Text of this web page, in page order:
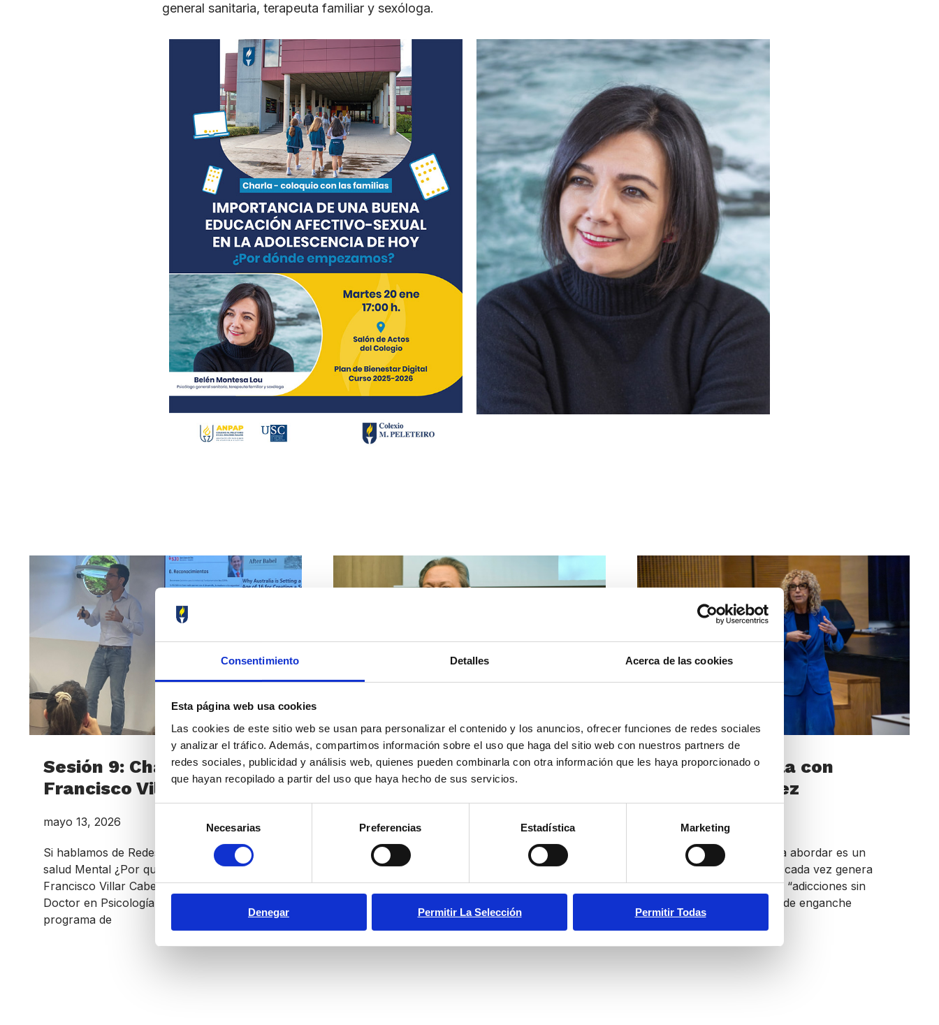
Consentimiento Detalles Acerca de las cookies
Esta página web usa cookies
Las cookies de este sitio web se usan para personalizar el contenido y los anuncios, ofrecer funciones de redes sociales
y analizar el tráfico. Además, compartimos información sobre el uso que haga del sitio web con nuestros partners de
redes sociales, publicidad y análisis web, quienes pueden combinarla con otra información que les haya proporcionado o
que hayan recopilado a partir del uso que haya hecho de sus servicios.
consentimiento
Necesarias Preferencias Estadística Marketing
Denegar Permitir La Selección Permitir Todas
general sanitaria, terapeuta familiar y sexóloga.
Sesión 9: Charla con
Francisco Villar Cabeza
mayo 13, 2026
Si hablamos de Redes Sociales, hablamos de
salud Mental ¿Por qué las redes atrapan?
Francisco Villar CabezaPsicólogo Clínico,
Doctor en Psicología, coordinador del
programa de
Sesión 8: Charla con
Enrique Javier Benítez
Palma
marzo 2, 2026
desarrollarse marcos legislativos para frenar
el impacto negativo de las redes sociales en
Sesión 7: Charla con
Susana Jiménez
febrero 9, 2026
En esta ocasión el tema a abordar es un
problema creciente, que cada vez genera
mayor preocupación: las “adicciones sin
sustancia”. La capacidad de enganche